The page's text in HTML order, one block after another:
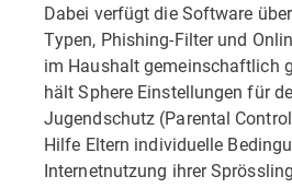
Dabei verfügt die Software
Typen, Phishing-Filter und
im Haushalt gemeinschaftlich
hält Sphere Einstellungen für
Jugendschutz (Parental
Hilfe Eltern individuelle
Internetnutzung ihrer